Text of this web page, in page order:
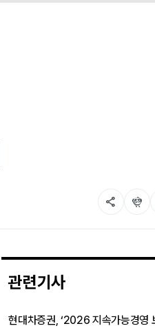
share flutter_dash
관련기사
현대차증권, ‘2026 지속가능경영